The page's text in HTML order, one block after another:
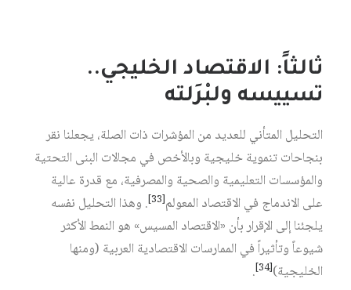
ثالثاً: الاقتصاد الخليجي..
تسييسه ولبْرَلته
التحليل المتأني للعديد من المؤشرات ذات الصلة، يجعلنا نقر
بنجاحات تنموية خليجية وبالأخص في مجالات البنى التحتية
والمؤسسات التعليمية والصحية والمصرفية، مع قدرة عالية
على الاندماج في الاقتصاد المعولم[33]
. وهذا التحليل نفسه
يلجئنا إلى الإقرار بأن «الاقتصاد المسيس» هو النمط الأكثر
شيوعاً وتأثيراً في الممارسات الاقتصادية العربية (ومنها
الخليجية)[34]
.